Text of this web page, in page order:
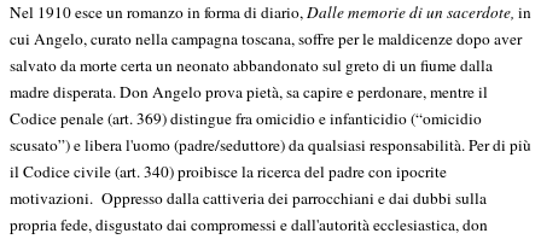
Nel 1910 esce un romanzo in forma di diario,Dalle memorie di un sacerdote, in
cui Angelo, curato nella campagna toscana, soffre per le maldicenze dopo aver
salvato da morte certa un neonato abbandonato sul greto di un fiume dalla
madre disperata. Don Angelo prova pietà, sa capire e perdonare, mentre il
Codice penale (art. 369) distingue fra omicidio e infanticidio (“omicidio
scusato”) e libera l'uomo (padre/seduttore) da qualsiasi responsabilità. Per di più
il Codice civile (art. 340) proibisce la ricerca del padre con ipocrite
motivazioni. Oppresso dalla cattiveria dei parrocchiani e dai dubbi sulla
propria fede, disgustato dai compromessi e dall'autorità ecclesiastica, don